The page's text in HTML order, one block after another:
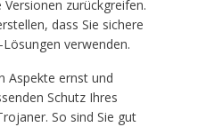
zurückgreifen.
dass Sie sichere
verwenden.
Aspekte ernst und
Schutz Ihres
So sind Sie gut